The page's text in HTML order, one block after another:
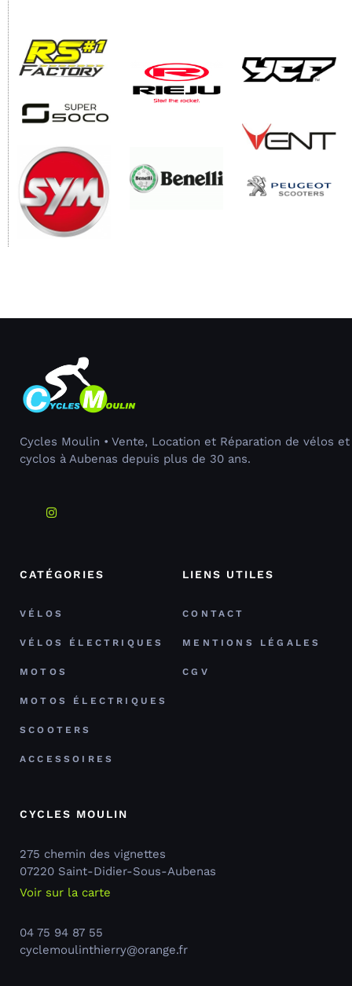
Cycles Moulin • Vente, Location et Réparation de vélos et
cyclos à Aubenas depuis plus de 30 ans.
CATÉGORIES
VÉLOS
VÉLOS ÉLECTRIQUES
MOTOS
MOTOS ÉLECTRIQUES
SCOOTERS
ACCESSOIRES
LIENS UTILES
CONTACT
MENTIONS LÉGALES
CGV
CYCLES MOULIN
275 chemin des vignettes
07220 Saint-Didier-Sous-Aubenas
Voir sur la carte
04 75 94 87 55
cyclemoulinthierry@orange.fr